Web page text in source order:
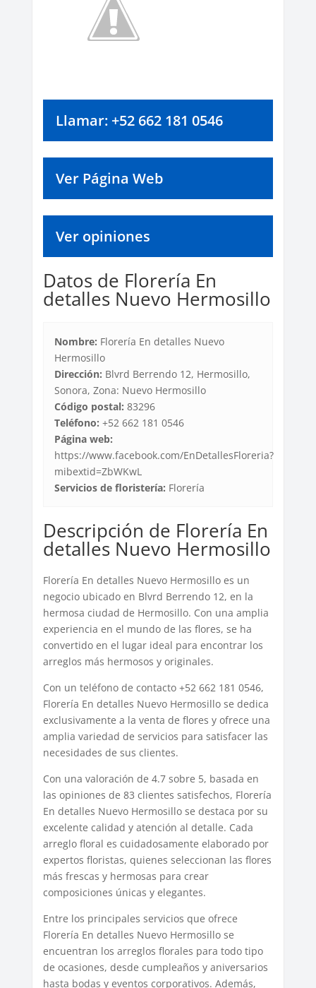
Llamar: +52 662 181 0546
Ver Página Web
Ver opiniones
Datos de Florería En
detalles Nuevo Hermosillo
Nombre: Florería En detalles Nuevo
Hermosillo
Dirección: Blvrd Berrendo 12, Hermosillo,
Sonora, Zona: Nuevo Hermosillo
Código postal: 83296
Teléfono: +52 662 181 0546
Página web:
https://www.facebook.com/EnDetallesFloreria?
mibextid=ZbWKwL
Servicios de floristería: Florería
Descripción de Florería En
detalles Nuevo Hermosillo
Florería En detalles Nuevo Hermosillo es un
negocio ubicado en Blvrd Berrendo 12, en la
hermosa ciudad de Hermosillo. Con una amplia
experiencia en el mundo de las flores, se ha
convertido en el lugar ideal para encontrar los
arreglos más hermosos y originales.
Con un teléfono de contacto +52 662 181 0546,
Florería En detalles Nuevo Hermosillo se dedica
exclusivamente a la venta de flores y ofrece una
amplia variedad de servicios para satisfacer las
necesidades de sus clientes.
Con una valoración de 4.7 sobre 5, basada en
las opiniones de 83 clientes satisfechos, Florería
En detalles Nuevo Hermosillo se destaca por su
excelente calidad y atención al detalle. Cada
arreglo floral es cuidadosamente elaborado por
expertos floristas, quienes seleccionan las flores
más frescas y hermosas para crear
composiciones únicas y elegantes.
Entre los principales servicios que ofrece
Florería En detalles Nuevo Hermosillo se
encuentran los arreglos florales para todo tipo
de ocasiones, desde cumpleaños y aniversarios
hasta bodas y eventos corporativos. Además,